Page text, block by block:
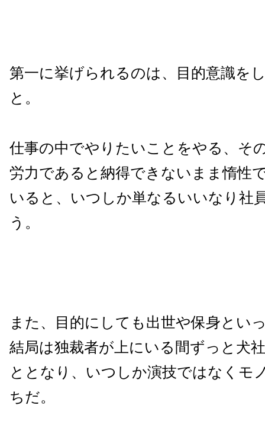
第一に挙げられるのは、目的意識を
と。
仕事の中でやりたいことをやる、そ
労力であると納得できないまま惰性
いると、いつしか単なるいいなり社
う。
また、目的にしても出世や保身とい
結局は独裁者が上にいる間ずっと犬
ととなり、いつしか演技ではなくモ
ちだ。